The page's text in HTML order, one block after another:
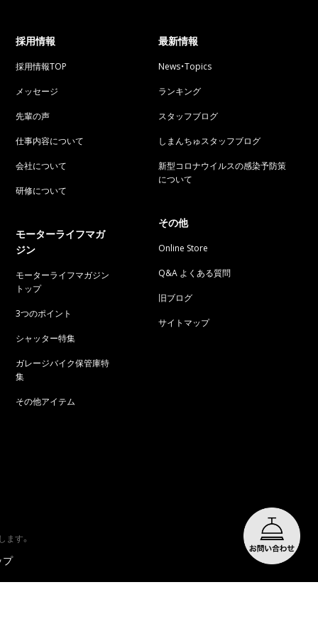
採用情報
採用情報TOP
メッセージ
先輩の声
仕事内容について
会社について
研修について
モーターライフマガ
ジン
モーターライフマガジン
トップ
3つのポイント
シャッター特集
ガレージバイク保管庫特
集
その他アイテム
最新情報
News・Topics
ランキング
スタッフブログ
しまんちゅスタッフブログ
新型コロナウイルスの感染予防策
について
その他
Online Store
Q&A よくある質問
旧ブログ
サイトマップ
す。
プ